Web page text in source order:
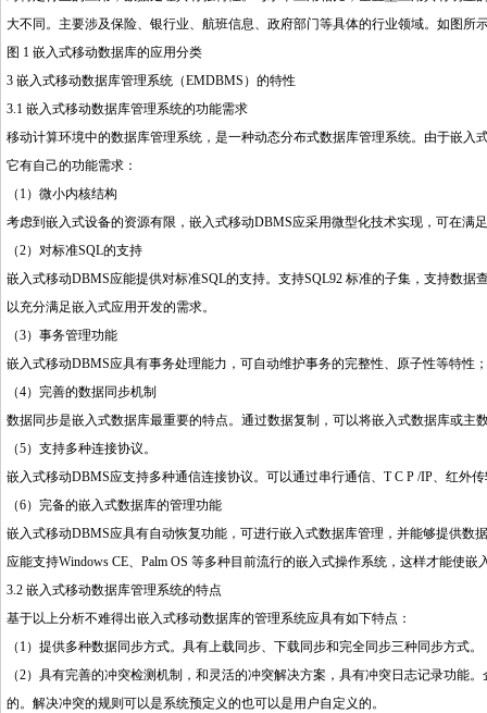
大不同。主要涉及保险、银行业、航班信息、政府部门等具体的行业领域。如图所
图 1 嵌入式移动数据库的应用分类
3 嵌入式移动数据库管理系统（EMDBMS）的特性
3.1 嵌入式移动数据库管理系统的功能需求
移动计算环境中的数据库管理系统，是一种动态分布式数据库管理系统。由于嵌
它有自己的功能需求：
（1）微小内核结构
考虑到嵌入式设备的资源有限，嵌入式移动DBMS应采用微型化技术实现，可在满
（2）对标准SQL的支持
嵌入式移动DBMS应能提供对标准SQL的支持。支持SQL92 标准的子集，支持数
以充分满足嵌入式应用开发的需求。
（3）事务管理功能
嵌入式移动DBMS应具有事务处理能力，可自动维护事务的完整性、原子性等特性
（4）完善的数据同步机制
数据同步是嵌入式数据库最重要的特点。通过数据复制，可以将嵌入式数据库或主
（5）支持多种连接协议。
嵌入式移动DBMS应支持多种通信连接协议。可以通过串行通信、T C P /IP、红外
（6）完备的嵌入式数据库的管理功能
嵌入式移动DBMS应具有自动恢复功能，可进行嵌入式数据库管理，并能够提供
应能支持Windows CE、Palm OS 等多种目前流行的嵌入式操作系统，这样才能使
3.2 嵌入式移动数据库管理系统的特点
基于以上分析不难得出嵌入式移动数据库的管理系统应具有如下特点：
（1）提供多种数据同步方式。具有上载同步、下载同步和完全同步三种同步方式。
（2）具有完善的冲突检测机制，和灵活的冲突解决方案，具有冲突日志记录功能
的。解决冲突的规则可以是系统预定义的也可以是用户自定义的。